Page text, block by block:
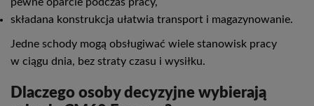
pewne oparcie podczas pracy,
składana konstrukcja ułatwia transport i magazynowanie.
Jedne schody mogą obsługiwać wiele stanowisk pracy
w ciągu dnia, bez straty czasu i wysiłku.
Dlaczego osoby decyzyjne wybierają